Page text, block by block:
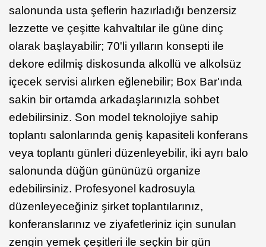
salonunda usta şeflerin hazırladığı benzersiz
lezzette ve çeşitte kahvaltılar ile güne dinç
olarak başlayabilir; 70'li yılların konsepti ile
dekore edilmiş diskosunda alkollü ve alkolsüz
içecek servisi alırken eğlenebilir; Box Bar'ında
sakin bir ortamda arkadaşlarınızla sohbet
edebilirsiniz. Son model teknolojiye sahip
toplantı salonlarında geniş kapasiteli konferans
veya toplantı günleri düzenleyebilir, iki ayrı balo
salonunda düğün gününüzü organize
edebilirsiniz. Profesyonel kadrosuyla
düzenleyeceğiniz şirket toplantılarınız,
konferanslarınız ve ziyafetleriniz için sunulan
zengin yemek çeşitleri ile seçkin bir gün